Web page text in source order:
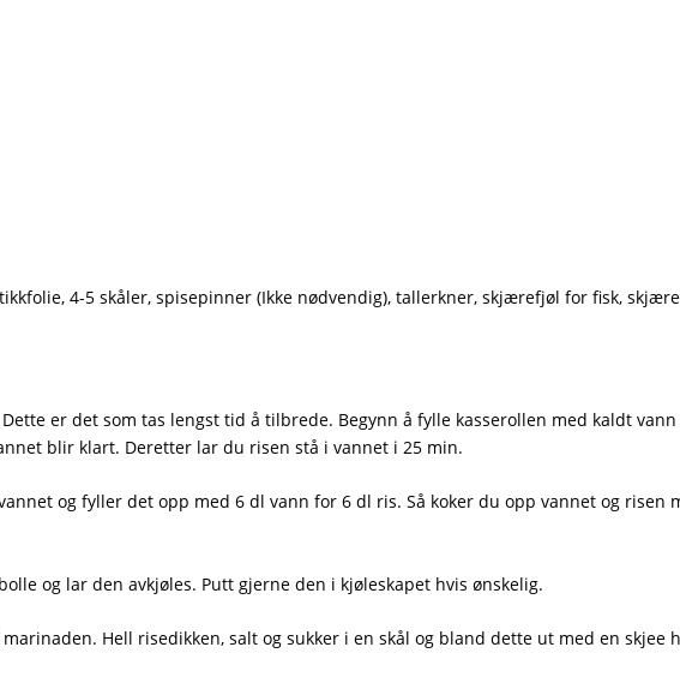
4-5 skåler, spisepinner (Ikke nødvendig), tallerkner, skjærefjøl for fisk,
er det som tas lengst tid å tilbrede. Begynn å fylle kasserollen med kaldt vann
blir klart. Deretter lar du risen stå i vannet i 25 min.
og fyller det opp med 6 dl vann for 6 dl ris. Så koker du opp vannet og risen
og lar den avkjøles. Putt gjerne den i kjøleskapet hvis ønskelig.
Hell risedikken, salt og sukker i en skål og bland dette ut med en skjee